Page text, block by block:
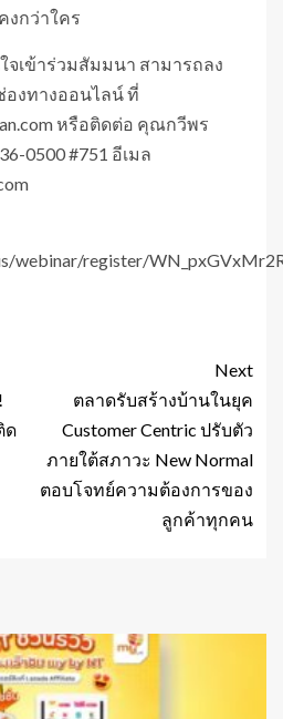
งกว่าใคร
เข้าร่วมสัมมนา สามารถลง
องทางออนไลน์ ที่
หรือติดต่อ คุณกวีพร
0500 #751 อีเมล
webinar/register/
ด
Next
ตลาดรับสร้างบ้านในยุค
Customer Centric ปรับตัว
ภายใต้สภาวะ New Normal
ตอบโจทย์ความต้องการของ
ลูกค้าทุกคน